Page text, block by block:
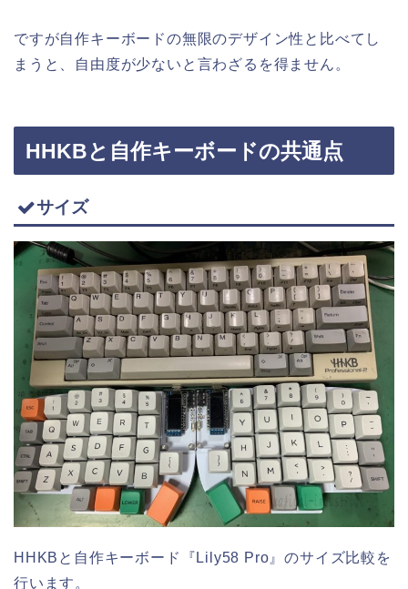
ですが自作キーボードの無限のデザイン性と比べてし
まうと、自由度が少ないと言わざるを得ません。
HHKBと自作キーボードの共通点
サイズ
HHKBと自作キーボード『Lily58 Pro』のサイズ比較を
行います。